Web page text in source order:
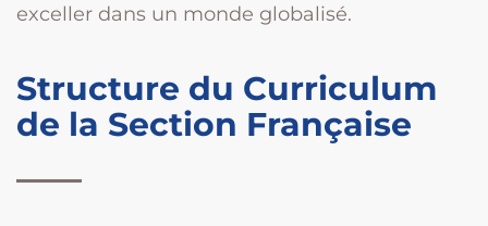
exceller dans un monde globalisé.
Structure du Curriculum
de la Section Française